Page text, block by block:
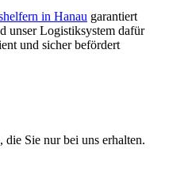
in Hanau garantiert
unser Logistiksystem dafür
und sicher befördert
Sie nur bei uns erhalten.